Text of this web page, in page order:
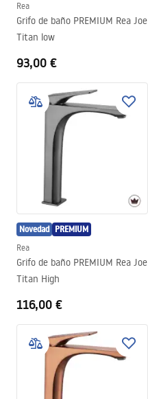
Rea
Grifo de baño PREMIUM Rea Joe
Titan low
93,00 €
Novedad PREMIUM
Rea
Grifo de baño PREMIUM Rea Joe
Titan High
116,00 €